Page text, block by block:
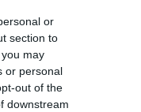
or
section to
may
or personal
out of the
downstream